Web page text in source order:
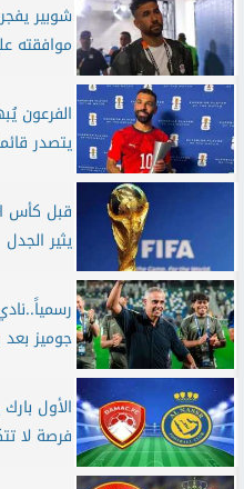
شوبير
موافقته
الفرعون
يتصدر
يثير الجدل
جوميز
الأول
فرصة لا